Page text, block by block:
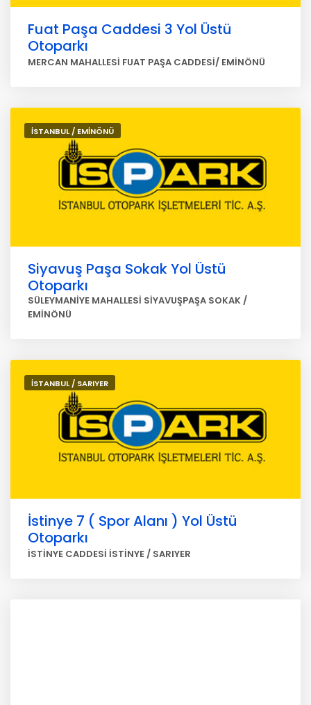
Fuat Paşa Caddesi 3 Yol Üstü
Otoparkı
MERCAN MAHALLESİ FUAT PAŞA CADDESİ/ EMİNÖNÜ
İSTANBUL / EMİNÖNÜ
Siyavuş Paşa Sokak Yol Üstü
Otoparkı
SÜLEYMANİYE MAHALLESİ SİYAVUŞPAŞA SOKAK /
EMİNÖNÜ
İSTANBUL / SARIYER
İstinye 7 ( Spor Alanı ) Yol Üstü
Otoparkı
İSTİNYE CADDESİ İSTİNYE / SARIYER